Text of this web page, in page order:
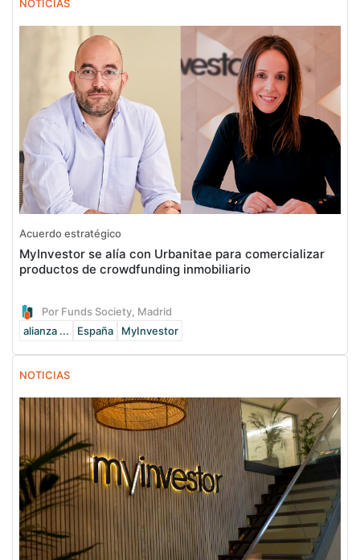
NOTICIAS
Acuerdo estratégico
MyInvestor se alía con Urbanitae para comercializar
productos de crowdfunding inmobiliario
Por Funds Society, Madrid
alianza ...
España MyInvestor
NOTICIAS